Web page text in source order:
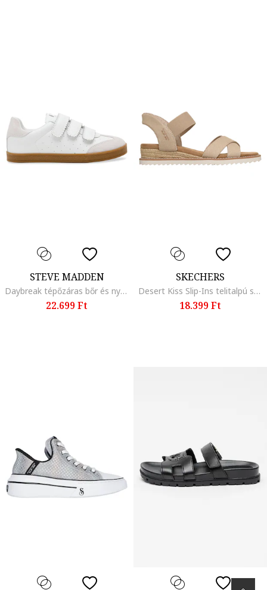
STEVE MADDEN
Daybreak tépőzáras bőr és nyersbőr sneaker, Fehér
22.699 Ft
SKECHERS
Desert Kiss Slip-Ins telitalpú szandál, Tópbarna/Karamellbarna
18.399 Ft